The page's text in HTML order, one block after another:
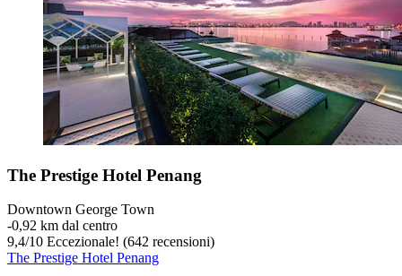
The Prestige Hotel Penang
Downtown George Town
‐0,92 km dal centro
9,4/10 Eccezionale! (642 recensioni)
The Prestige Hotel Penang